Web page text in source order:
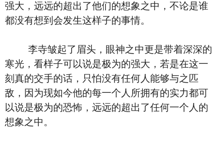
强大，远远的超出了他们的想象之中，不论是谁
都没有想到会发生这样子的事情。
李寺皱起了眉头，眼神之中更是带着深深的
寒光，看样子可以说是极为的强大，若是在这一
刻真的交手的话，只怕没有任何人能够与之匹
敌，因为现如今他的每一个人所拥有的实力都可
以说是极为的恐怖，远远的超出了任何一个人的
想象之中。